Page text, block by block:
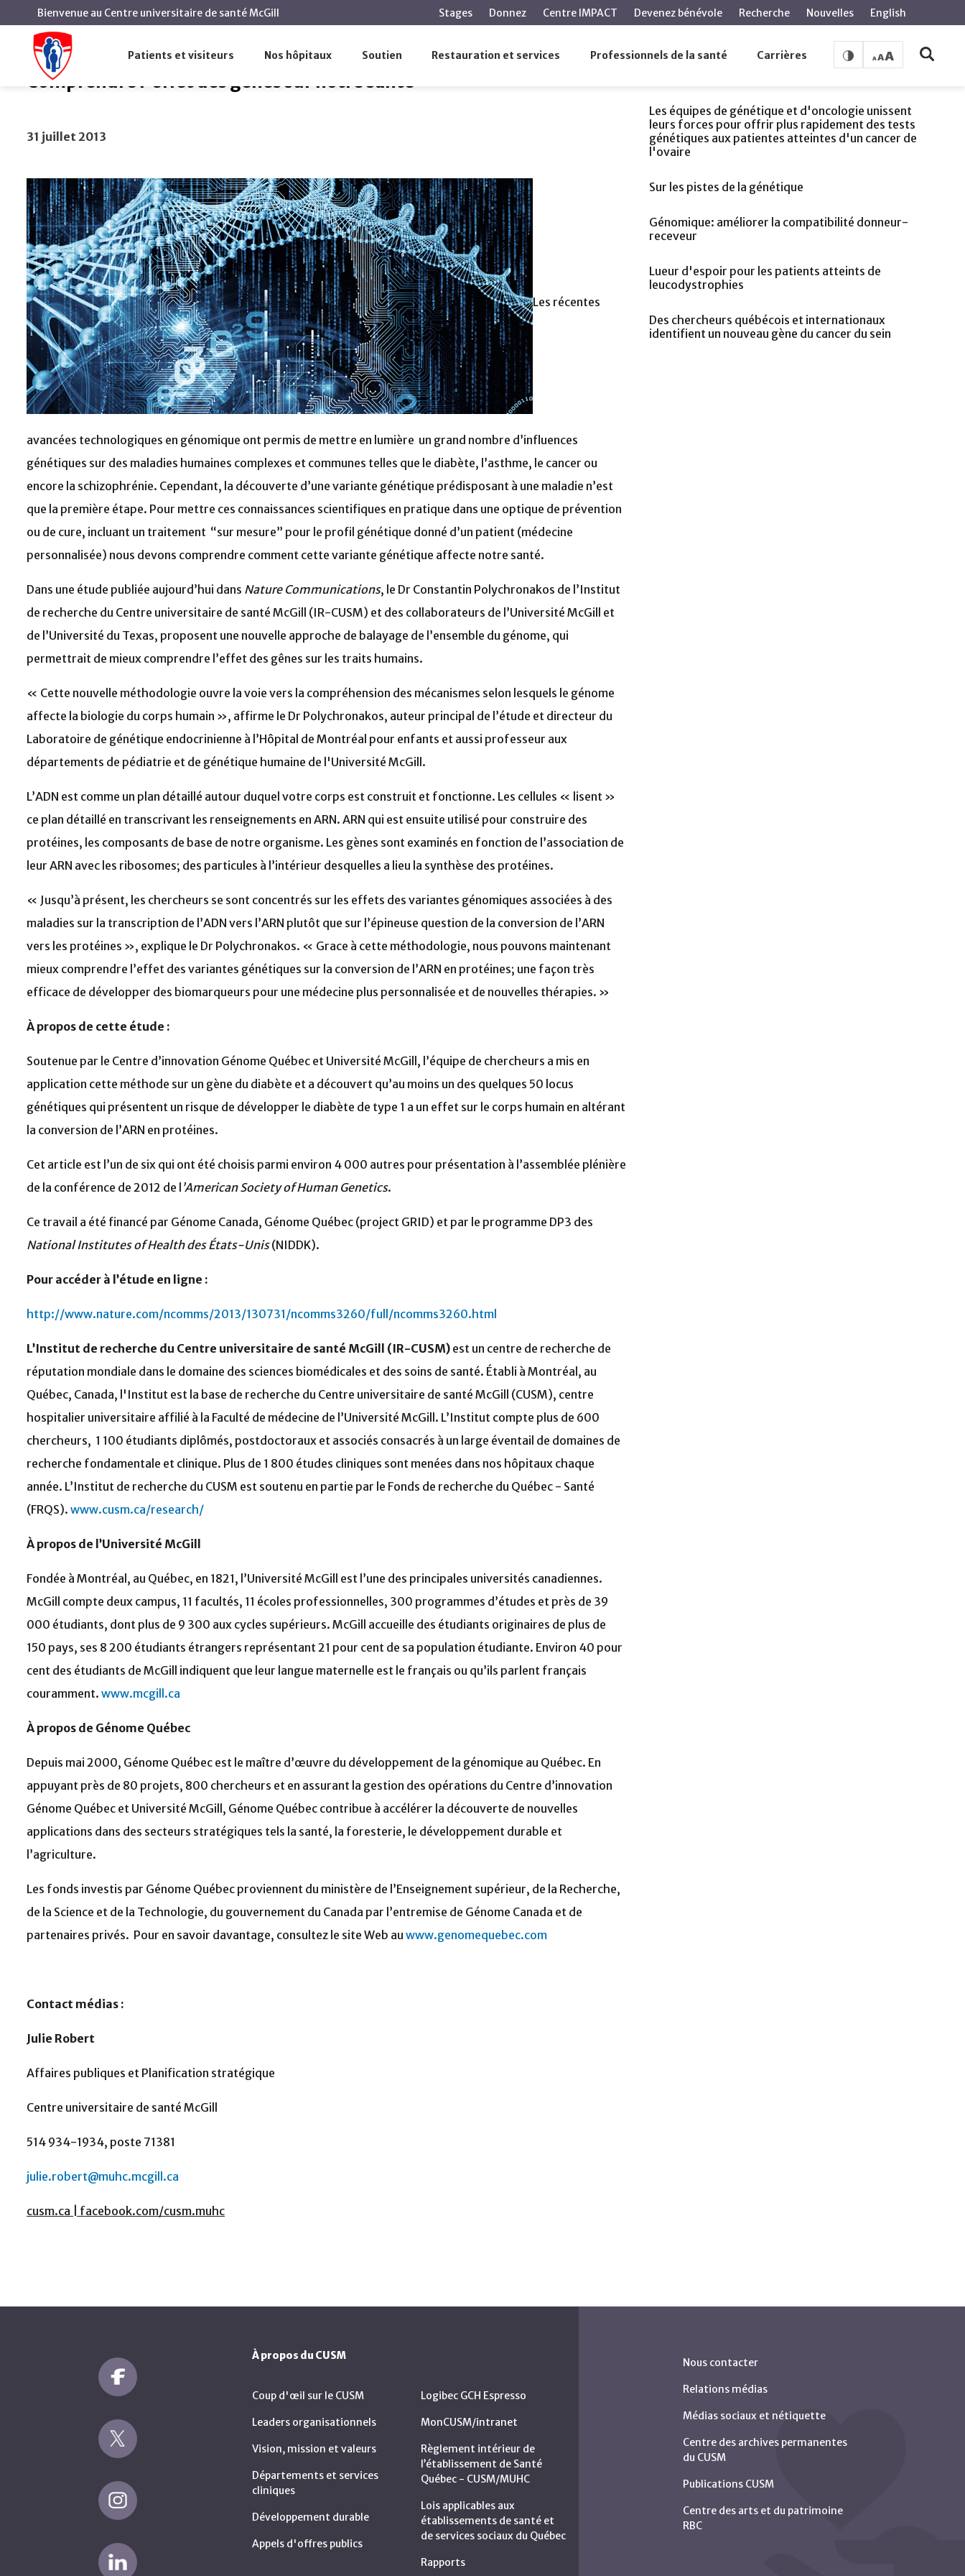
principal
Patients et visiteurs Nos hôpitaux Soutien Restauration et services Professionnels de la santé Carrières
Stages Donnez Centre IMPACT Devenez bénévole Recherche Nouvelles English
Bienvenue au Centre universitaire de santé McGill
Accueil
Actualités
Comprendre l'effet des gènes sur notre santé
31 juillet 2013
Les récentes
avancées technologiques en génomique ont permis de mettre en lumière un grand nombre d’influences
génétiques sur des maladies humaines complexes et communes telles que le diabète, l’asthme, le cancer ou
encore la schizophrénie. Cependant, la découverte d’une variante génétique prédisposant à une maladie n’est
que la première étape. Pour mettre ces connaissances scientifiques en pratique dans une optique de prévention
ou de cure, incluant un traitement “sur mesure” pour le profil génétique donné d’un patient (médecine
personnalisée) nous devons comprendre comment cette variante génétique affecte notre santé.
Dans une étude publiée aujourd’hui dans Nature Communications, le Dr Constantin Polychronakos de l’Institut
de recherche du Centre universitaire de santé McGill (IR-CUSM) et des collaborateurs de l’Université McGill et
de l’Université du Texas, proposent une nouvelle approche de balayage de l’ensemble du génome, qui
permettrait de mieux comprendre l’effet des gênes sur les traits humains.
« Cette nouvelle méthodologie ouvre la voie vers la compréhension des mécanismes selon lesquels le génome
affecte la biologie du corps humain », affirme le Dr Polychronakos, auteur principal de l’étude et directeur du
Laboratoire de génétique endocrinienne à l’Hôpital de Montréal pour enfants et aussi professeur aux
départements de pédiatrie et de génétique humaine de l'Université McGill.
L’ADN est comme un plan détaillé autour duquel votre corps est construit et fonctionne. Les cellules « lisent »
ce plan détaillé en transcrivant les renseignements en ARN. ARN qui est ensuite utilisé pour construire des
protéines, les composants de base de notre organisme. Les gènes sont examinés en fonction de l’association de
leur ARN avec les ribosomes; des particules à l’intérieur desquelles a lieu la synthèse des protéines.
« Jusqu’à présent, les chercheurs se sont concentrés sur les effets des variantes génomiques associées à des
maladies sur la transcription de l’ADN vers l’ARN plutôt que sur l’épineuse question de la conversion de l’ARN
vers les protéines », explique le Dr Polychronakos. « Grace à cette méthodologie, nous pouvons maintenant
mieux comprendre l’effet des variantes génétiques sur la conversion de l’ARN en protéines; une façon très
efficace de développer des biomarqueurs pour une médecine plus personnalisée et de nouvelles thérapies. »
À propos de cette étude :
Soutenue par le Centre d’innovation Génome Québec et Université McGill, l’équipe de chercheurs a mis en
application cette méthode sur un gène du diabète et a découvert qu’au moins un des quelques 50 locus
génétiques qui présentent un risque de développer le diabète de type 1 a un effet sur le corps humain en altérant
la conversion de l’ARN en protéines.
Cet article est l’un de six qui ont été choisis parmi environ 4 000 autres pour présentation à l’assemblée plénière
de la conférence de 2012 de l ’American Society of Human Genetics.
Ce travail a été financé par Génome Canada, Génome Québec (project GRID) et par le programme DP3 des
National Institutes of Health des États-Unis(NIDDK).
Pour accéder à l’étude en ligne :
http://www.nature.com/ncomms/2013/130731/ncomms3260/full/ncomms3260.html
L’Institut de recherche du Centre universitaire de santé McGill (IR-CUSM) est un centre de recherche de
réputation mondiale dans le domaine des sciences biomédicales et des soins de santé. Établi à Montréal, au
Québec, Canada, l'Institut est la base de recherche du Centre universitaire de santé McGill (CUSM), centre
hospitalier universitaire affilié à la Faculté de médecine de l’Université McGill. L’Institut compte plus de 600
chercheurs, 1 100 étudiants diplômés, postdoctoraux et associés consacrés à un large éventail de domaines de
recherche fondamentale et clinique. Plus de 1 800 études cliniques sont menées dans nos hôpitaux chaque
année. L’Institut de recherche du CUSM est soutenu en partie par le Fonds de recherche du Québec - Santé
(FRQS). www.cusm.ca/research/
À propos de l’Université McGill
Fondée à Montréal, au Québec, en 1821, l’Université McGill est l’une des principales universités canadiennes.
McGill compte deux campus, 11 facultés, 11 écoles professionnelles, 300 programmes d’études et près de 39
000 étudiants, dont plus de 9 300 aux cycles supérieurs. McGill accueille des étudiants originaires de plus de
150 pays, ses 8 200 étudiants étrangers représentant 21 pour cent de sa population étudiante. Environ 40 pour
cent des étudiants de McGill indiquent que leur langue maternelle est le français ou qu’ils parlent français
couramment. www.mcgill.ca
À propos de Génome Québec
Depuis mai 2000, Génome Québec est le maître d’œuvre du développement de la génomique au Québec. En
appuyant près de 80 projets, 800 chercheurs et en assurant la gestion des opérations du Centre d’innovation
Génome Québec et Université McGill, Génome Québec contribue à accélérer la découverte de nouvelles
applications dans des secteurs stratégiques tels la santé, la foresterie, le développement durable et
l’agriculture.
Les fonds investis par Génome Québec proviennent du ministère de l’Enseignement supérieur, de la Recherche,
de la Science et de la Technologie, du gouvernement du Canada par l’entremise de Génome Canada et de
partenaires privés. Pour en savoir davantage, consultez le site Web au www.genomequebec.com
Contact médias :
Julie Robert
Affaires publiques et Planification stratégique
Centre universitaire de santé McGill
514 934-1934, poste 71381
julie.robert@muhc.mcgill.ca
cusm.ca | facebook.com/cusm.muhc
Les équipes de génétique et d'oncologie unissent
leurs forces pour offrir plus rapidement des tests
génétiques aux patientes atteintes d'un cancer de
l'ovaire
Sur les pistes de la génétique
Génomique: améliorer la compatibilité donneur-
receveur
Lueur d'espoir pour les patients atteints de
leucodystrophies
Des chercheurs québécois et internationaux
identifient un nouveau gène du cancer du sein
À propos du CUSM
Coup d'œil sur le CUSM
Leaders organisationnels
Vision, mission et valeurs
Départements et services
cliniques
Développement durable
Appels d'offres publics
Logibec GCH Espresso
MonCUSM/intranet
Règlement intérieur de
l’établissement de Santé
Québec - CUSM/MUHC
Lois applicables aux
établissements de santé et
de services sociaux du Québec
Rapports
Nous contacter
Relations médias
Médias sociaux et nétiquette
Centre des archives permanentes
du CUSM
Publications CUSM
Centre des arts et du patrimoine
RBC